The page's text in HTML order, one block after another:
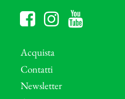
Acquista
Contatti
Newsletter